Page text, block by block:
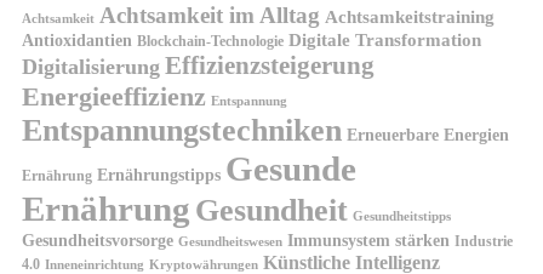
Achtsamkeit Achtsamkeit im Alltag Achtsamkeitstraining
Antioxidantien Blockchain-Technologie Digitale Transformation
Digitalisierung Effizienzsteigerung
Energieeffizienz Entspannung
Entspannungstechniken Erneuerbare Energien
Ernährung Ernährungstipps Gesunde
Ernährung Gesundheit Gesundheitstipps
Gesundheitsvorsorge Gesundheitswesen Immunsystem stärken Industrie
4.0 Inneneinrichtung Kryptowährungen Künstliche Intelligenz